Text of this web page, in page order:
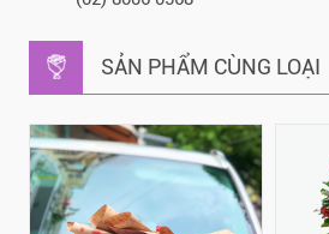
SẢN PHẨM CÙNG LOẠI